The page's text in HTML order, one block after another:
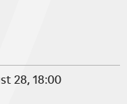
28, 18:00